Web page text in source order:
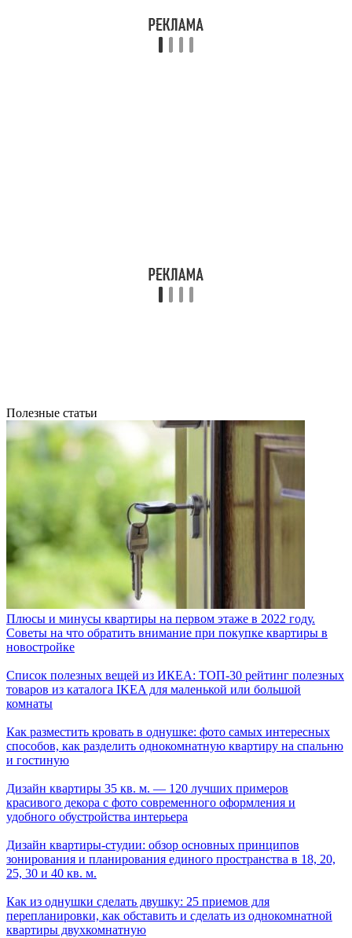
Полезные статьи
Плюсы и минусы квартиры на первом этаже в 2022 году.
Советы на что обратить внимание при покупке квартиры в
новостройке
Список полезных вещей из ИКЕА: ТОП-30 рейтинг полезных
товаров из каталога IKEA для маленькой или большой
комнаты
Как разместить кровать в однушке: фото самых интересных
способов, как разделить однокомнатную квартиру на спальню
и гостиную
Дизайн квартиры 35 кв. м. — 120 лучших примеров
красивого декора с фото современного оформления и
удобного обустройства интерьера
Дизайн квартиры-студии: обзор основных принципов
зонирования и планирования единого пространства в 18, 20,
25, 30 и 40 кв. м.
Как из однушки сделать двушку: 25 приемов для
перепланировки, как обставить и сделать из однокомнатной
квартиры двухкомнатную